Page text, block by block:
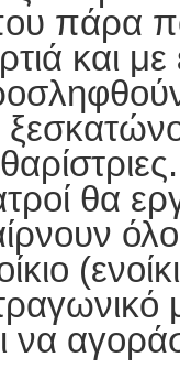
πάρα
και
θα
να